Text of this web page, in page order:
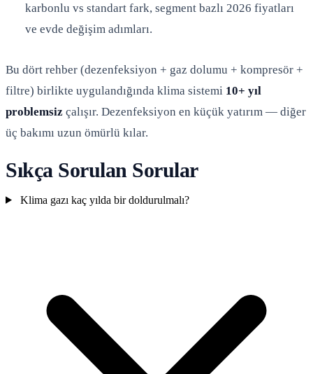
karbonlu vs standart fark, segment bazlı 2026 fiyatları
ve evde değişim adımları.
Bu dört rehber (dezenfeksiyon + gaz dolumu + kompresör +
filtre) birlikte uygulandığında klima sistemi 10+ yıl
problemsiz çalışır. Dezenfeksiyon en küçük yatırım — diğer
üç bakımı uzun ömürlü kılar.
Sıkça Sorulan Sorular
Klima gazı kaç yılda bir doldurulmalı?